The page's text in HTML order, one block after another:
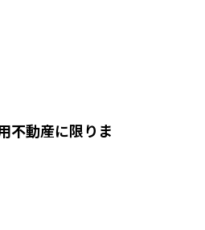
不動産に限りま